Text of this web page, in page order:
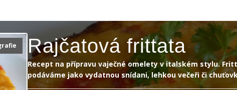
Rajčatová frittata
Recept na přípravu vaječné omelety v italském stylu.
podáváme jako vydatnou snídani, lehkou večeři či